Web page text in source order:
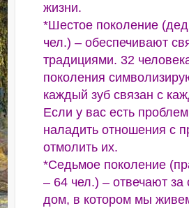
жизни.
*Шестое поколение
чел.) – обеспечивают
традициями. 32
поколения
каждый зуб связан с
Если у вас есть
наладить отношения с
отмолить их.
*Седьмое поколение
– 64 чел.) – отвечают за
дом, в котором мы